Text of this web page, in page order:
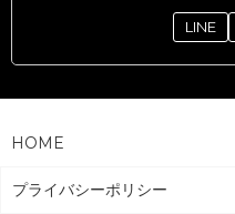
LINE
HOME
プライバシーポリシー